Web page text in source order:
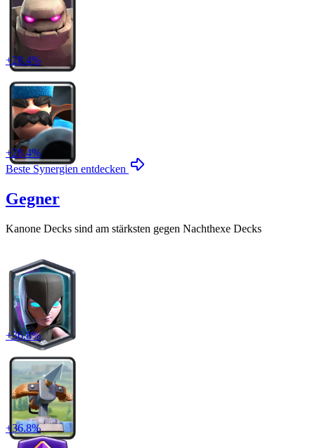
+28.4%
+28.4%
Beste Synergien entdecken
Gegner
Kanone Decks sind am stärksten gegen Nachthexe Decks
+36.8%
+36.8%